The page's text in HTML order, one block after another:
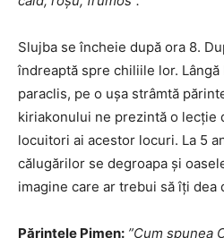
Slujba se încheie după ora 8.
îndreaptă spre chiliile lor.
paraclis, pe o uşa strâmtă
kiriakonului ne prezintă o lecţie
locuitori ai acestor locuri. La 5
călugărilor se degroapa şi
imagine care ar trebui să îţi dea
Părintele Pimen: ”Cum spunea